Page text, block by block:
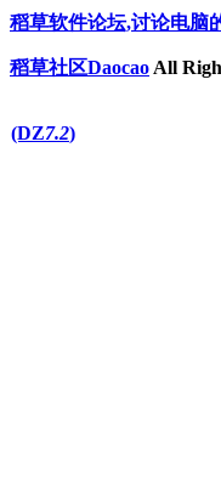
稻草软件论坛,讨论电脑
稻草社区Daocao All
(DZ7.2)